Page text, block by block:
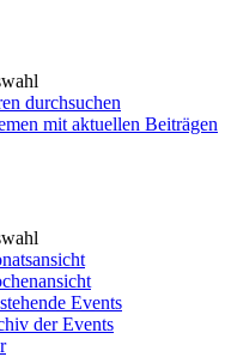
durchsuchen
mit aktuellen Beiträgen
Events
der Events